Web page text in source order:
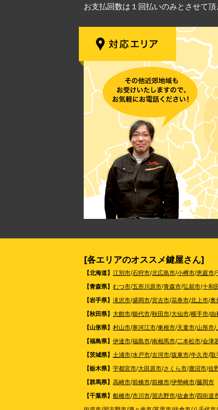
お支払回数は１回払いのみとさせて
[各エリアのオススメ鍵屋さん]
【北海道】 江別市/石狩市/北広島市/小樽市/恵庭市/
【青森県】 むつ市/五所川原市/青森市/弘前市/十和
【岩手県】 滝沢市/盛岡市/宮古市/花巻市/北上市/奥
【秋田県】 大館市/能代市/秋田市/大仙市/横手市/由
【山形県】 村山市/寒河江市/東根市/天童市/山形市/
【福島県】 伊達市/福島市/南相馬市/二本松市/会津
【茨城県】 土浦市/水戸市/古河市/坂東市/牛久市/取
【栃木県】 宇都宮市/大田原市/さくら市/鹿沼市/佐
【群馬県】 高崎市/前橋市/前橋市/伊勢崎市/藤岡市
【千葉県】 船橋市/市川市/習志野市/佐倉市/四街道